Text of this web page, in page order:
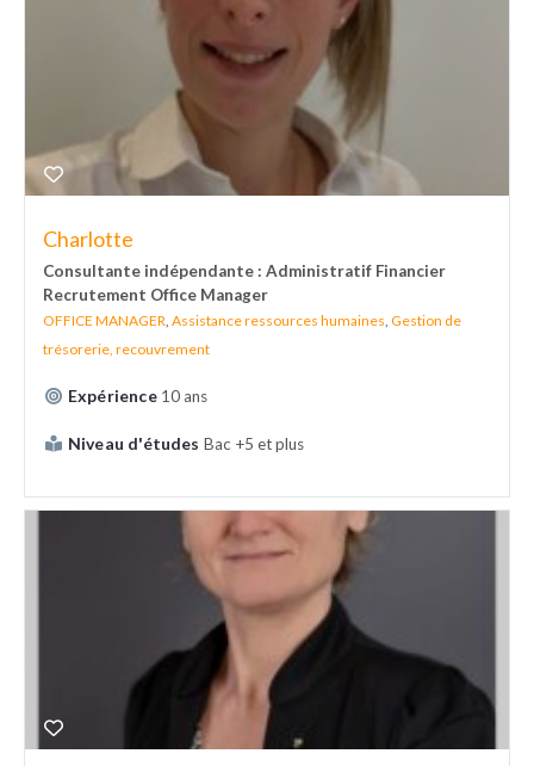
Charlotte
Consultante indépendante : Administratif Financier
Recrutement Office Manager
OFFICE MANAGER Assistance ressources humaines Gestion de
trésorerie, recouvrement
Expérience 10 ans
Niveau d'études Bac +5 et plus